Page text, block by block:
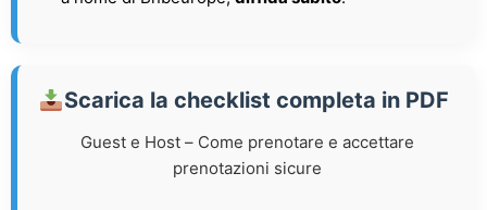
Scarica la checklist completa in PDF
Guest e Host – Come prenotare e accettare
prenotazioni sicure